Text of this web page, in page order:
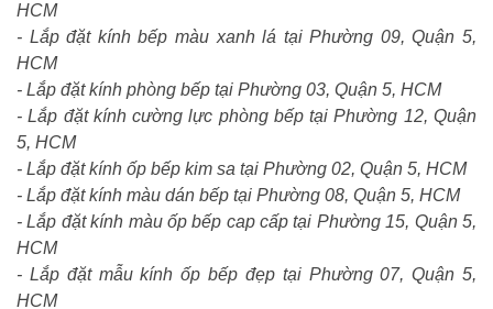
HCM
- Lắp đặt kính bếp màu xanh lá tại Phường 09, Quận 5,
HCM
- Lắp đặt kính phòng bếp tại Phường 03, Quận 5, HCM
- Lắp đặt kính cường lực phòng bếp tại Phường 12, Quận
5, HCM
- Lắp đặt kính ốp bếp kim sa tại Phường 02, Quận 5, HCM
- Lắp đặt kính màu dán bếp tại Phường 08, Quận 5, HCM
- Lắp đặt kính màu ốp bếp cap cấp tại Phường 15, Quận 5,
HCM
- Lắp đặt mẫu kính ốp bếp đẹp tại Phường 07, Quận 5,
HCM